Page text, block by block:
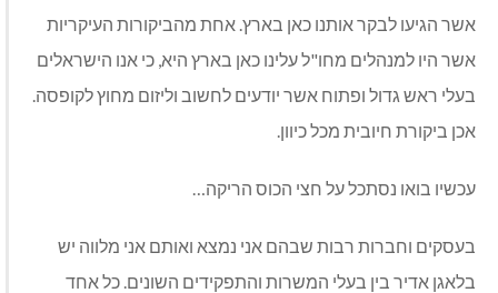
אשר הגיעו לבקר אותנו כאן בארץ. אחת מהביקורות העיקריות
אשר היו למנהלים מחו"ל עלינו כאן בארץ היא, כי אנו הישראלים
בעלי ראש גדול ופתוח אשר יודעים לחשוב וליזום מחוץ לקופסה.
אכן ביקורת חיובית מכל כיוון.
עכשיו בואו נסתכל על חצי הכוס הריקה…
בעסקים וחברות רבות שבהם אני נמצא ואותם אני מלווה יש
בלאגן אדיר בין בעלי המשרות והתפקידים השונים. כל אחד